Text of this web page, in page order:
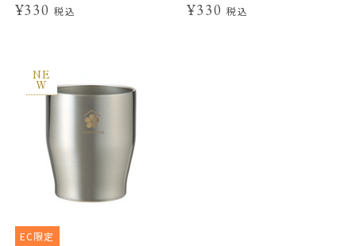
¥330税込 ¥330税込
NE
W
EC限定